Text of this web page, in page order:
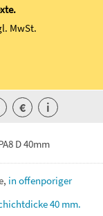
D 40mm
in offenporiger
40 mm.
MwSt.
€ i